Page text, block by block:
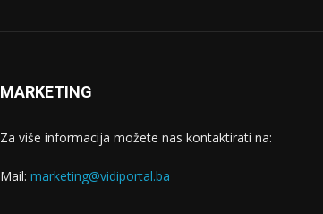
MARKETING
Za više informacija možete nas kontaktirati na:
Mail: marketing@vidiportal.ba